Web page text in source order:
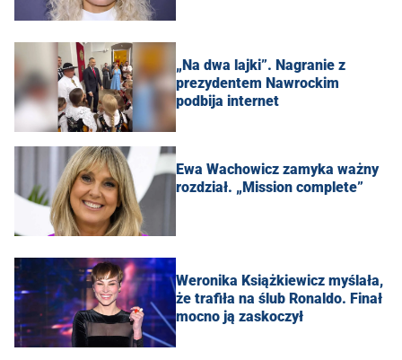
„Na dwa lajki”. Nagranie z
prezydentem Nawrockim
podbija internet
Ewa Wachowicz zamyka ważny
rozdział. „Mission complete”
Weronika Książkiewicz myślała,
że trafiła na ślub Ronaldo. Finał
mocno ją zaskoczył